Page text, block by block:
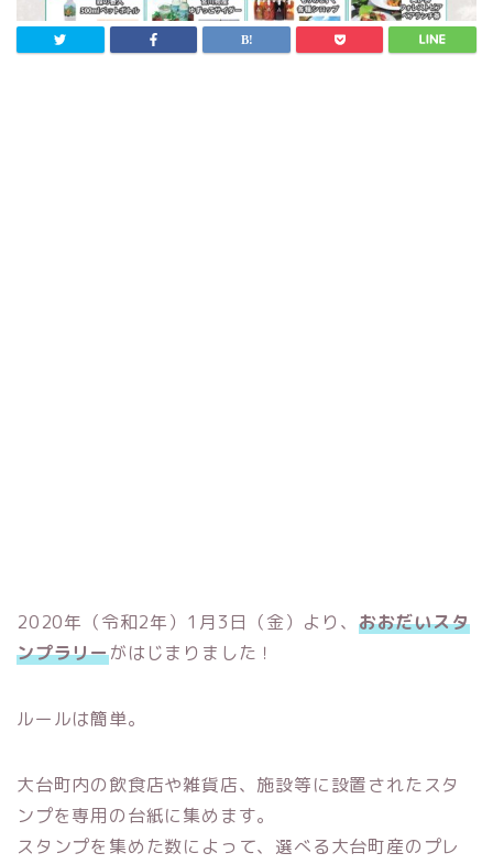
2020年（令和2年）1月3日（金）より、 おおだいスタ
ンプラリーがはじまりました！
ルールは簡単。
大台町内の飲食店や雑貨店、施設等に設置されたスタ
ンプを専用の台紙に集めます。
スタンプを集めた数によって、選べる大台町産のプレ